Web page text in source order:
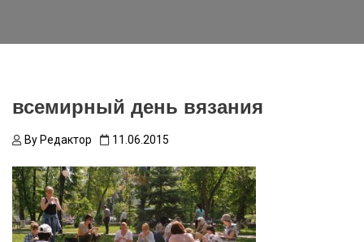
всемирный день вязания
By Редактор 11.06.2015